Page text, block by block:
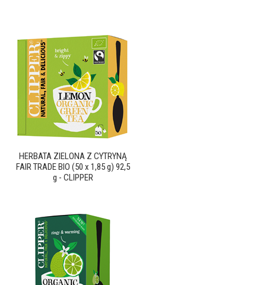
HERBATA ZIELONA Z CYTRYNĄ
FAIR TRADE BIO (50 x 1,85 g) 92,5
g - CLIPPER